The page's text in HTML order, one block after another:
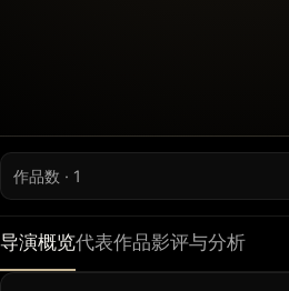
作品数 · 1
导演概览代表作品影评与分析